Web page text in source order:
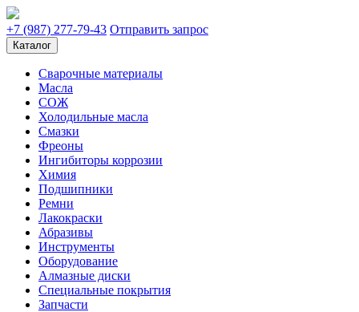
+7 (987) 277-79-43 Отправить запрос
Каталог
Сварочные материалы
Масла
СОЖ
Холодильные масла
Смазки
Фреоны
Ингибиторы коррозии
Химия
Подшипники
Ремни
Лакокраски
Абразивы
Инструменты
Оборудование
Алмазные диски
Специальные покрытия
Запчасти